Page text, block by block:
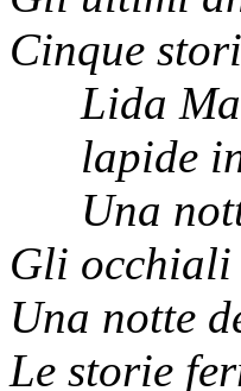
Cinque
Lida
lapide
Una
Gli occhiali
Una notte
Le storie